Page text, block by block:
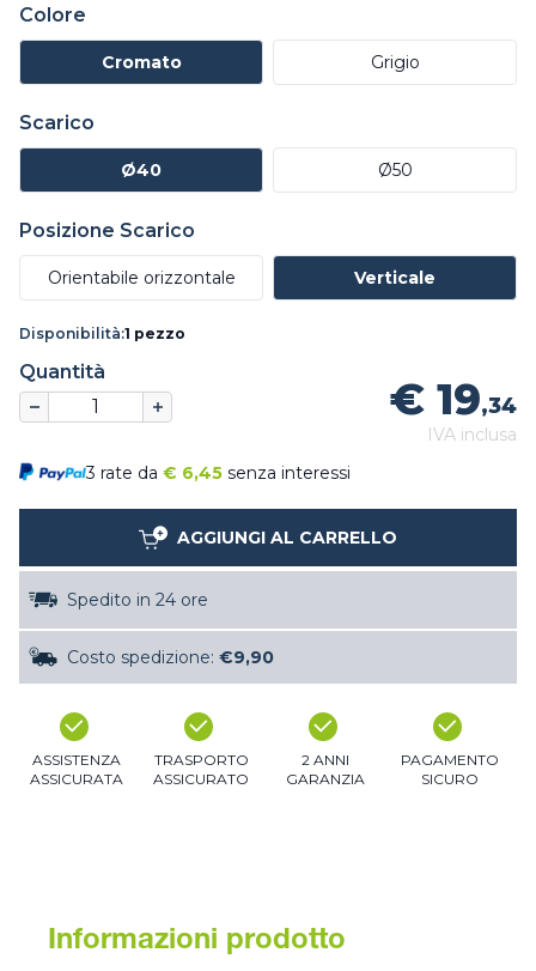
Colore
Cromato Grigio
Scarico
Ø40 Ø50
Posizione Scarico
Orientabile orizzontale Verticale
Disponibilità:1 pezzo
Quantità
€ 19,34
IVA inclusa
3 rate da € 6,45 senza interessi
AGGIUNGI AL CARRELLO
Spedito in 24 ore
Costo spedizione: €9,90
ASSISTENZA
ASSICURATA
TRASPORTO
ASSICURATO
2 ANNI
GARANZIA
PAGAMENTO
SICURO
Informazioni prodotto